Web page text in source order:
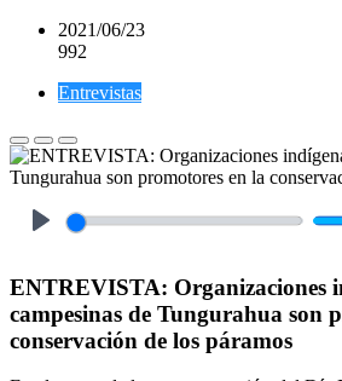
2021/06/23
992
Entrevistas
ENTREVISTA: Organizaciones
campesinas de Tungurahua son
conservación de los páramos